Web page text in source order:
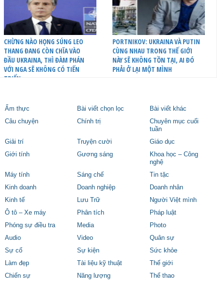
CHỪNG NÀO HỌNG SÚNG LEO
THANG ĐANG CÒN CHĨA VÀO
ĐẦU UKRAINA, THÌ ĐÀM PHÁN
VỚI NGA SẼ KHÔNG CÓ TIẾN
TRIỂN
PORTNIKOV: UKRAINA VÀ PUTIN
CÙNG NHAU TRONG THẾ GIỚI
NÀY SẼ KHÔNG TỒN TẠI, AI ĐÓ
PHẢI Ở LẠI MỘT MÌNH
Ẩm thực Bài viết chọn lọc
Bài viết khác
Câu chuyện
Chính trị
Chuyên mục cuối
tuần
Giải trí
Truyện cười
Giáo dục
Giới tính
Gương sáng
Khoa học – Công
nghệ
Máy tính
Sáng chế
Tin tặc
Kinh doanh
Doanh nghiệp
Doanh nhân
Kinh tế
Lưu Trữ
Người Việt mình
Ô tô – Xe máy
Phân tích
Pháp luật
Phóng sự điều tra
Media
Photo
Audio
Video
Quân sự
Sự cố
Sự kiện
Sức khỏe
Làm đẹp
Tài liệu kỹ thuật
Thế giới
Chiến sự
Năng lượng Thể thao